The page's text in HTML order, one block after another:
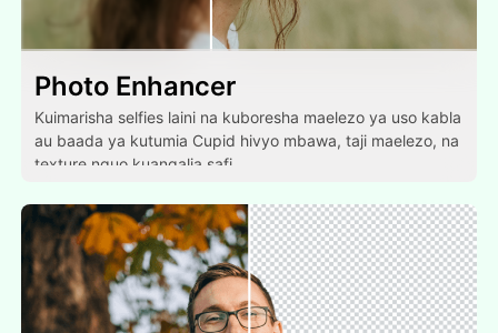
Photo Enhancer
Kuimarisha selfies laini na kuboresha maelezo ya uso kabla
au baada ya kutumia Cupid hivyo mbawa, taji maelezo, na
texture nguo kuangalia safi.